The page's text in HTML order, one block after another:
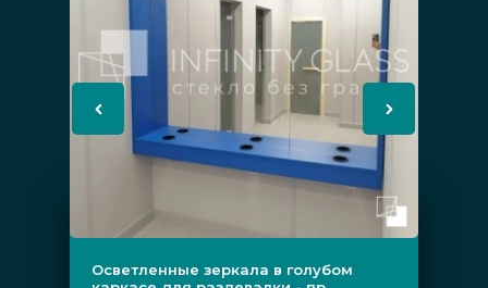
Осветленные зеркала в голубом